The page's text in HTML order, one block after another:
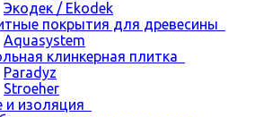
Экодек / Ekodek
покрытия для древесины
Aquasystem
клинкерная плитка
Paradyz
Stroeher
и изоляция